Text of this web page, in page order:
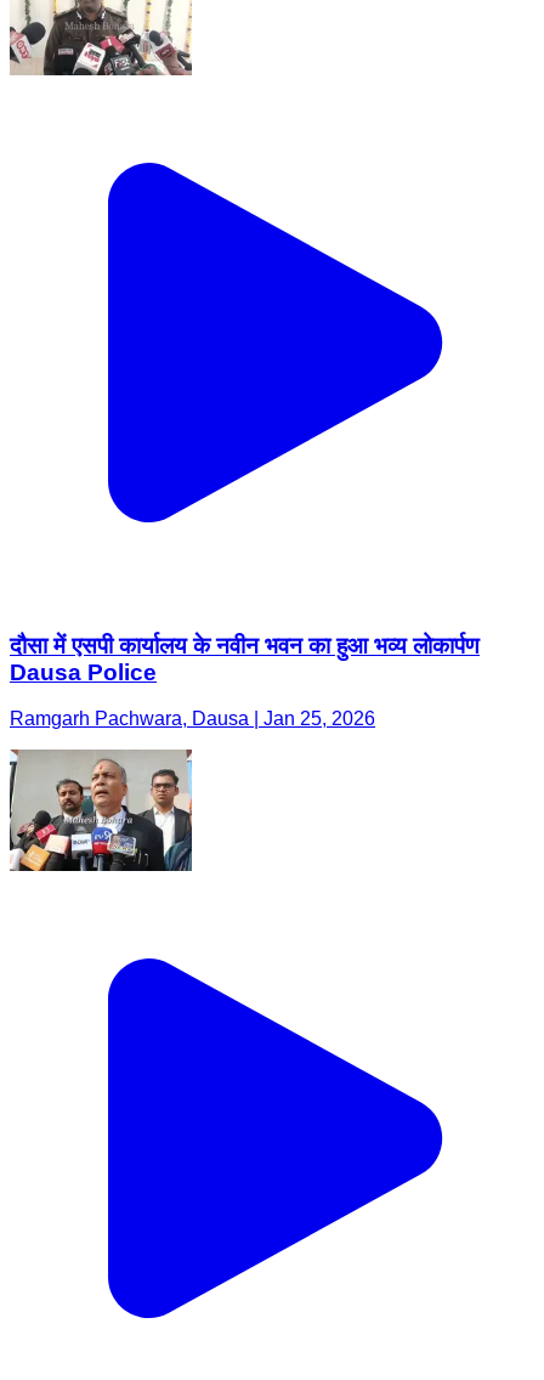
दौसा में एसपी कार्यालय के नवीन भवन का हुआ भव्य लोकार्पण
Dausa Police
Ramgarh Pachwara, Dausa | Jan 25, 2026